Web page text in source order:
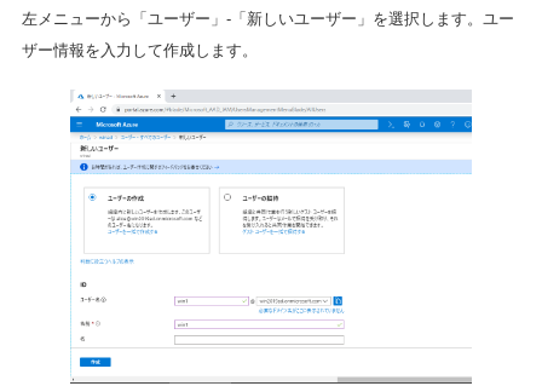
左メニューから「ユーザー」-「新しいユーザー」を選択します。ユー
ザー情報を入力して作成します。